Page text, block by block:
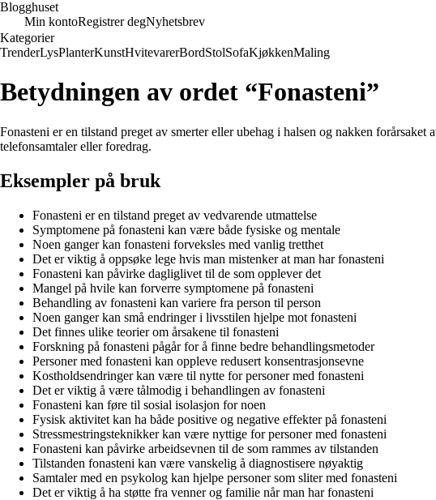
Blogghuset
Min kontoRegistrer degNyhetsbrev
Kategorier
TrenderLysPlanterKunstHvitevarerBordStolSofaKjøkkenMaling
Betydningen av ordet “Fonasteni”
Fonasteni er en tilstand preget av smerter eller ubehag i halsen og nakken
telefonsamtaler eller foredrag.
Eksempler på bruk
Fonasteni er en tilstand preget av vedvarende utmattelse
Symptomene på fonasteni kan være både fysiske og mentale
Noen ganger kan fonasteni forveksles med vanlig tretthet
Det er viktig å oppsøke lege hvis man mistenker at man har fonasteni
Fonasteni kan påvirke dagliglivet til de som opplever det
Mangel på hvile kan forverre symptomene på fonasteni
Behandling av fonasteni kan variere fra person til person
Noen ganger kan små endringer i livsstilen hjelpe mot fonasteni
Det finnes ulike teorier om årsakene til fonasteni
Forskning på fonasteni pågår for å finne bedre behandlingsmetoder
Personer med fonasteni kan oppleve redusert konsentrasjonsevne
Kostholdsendringer kan være til nytte for personer med fonasteni
Det er viktig å være tålmodig i behandlingen av fonasteni
Fonasteni kan føre til sosial isolasjon for noen
Fysisk aktivitet kan ha både positive og negative effekter på fonasteni
Stressmestringsteknikker kan være nyttige for personer med fonasteni
Fonasteni kan påvirke arbeidsevnen til de som rammes av tilstanden
Tilstanden fonasteni kan være vanskelig å diagnostisere nøyaktig
Samtaler med en psykolog kan hjelpe personer som sliter med fonasteni
Det er viktig å ha støtte fra venner og familie når man har fonasteni